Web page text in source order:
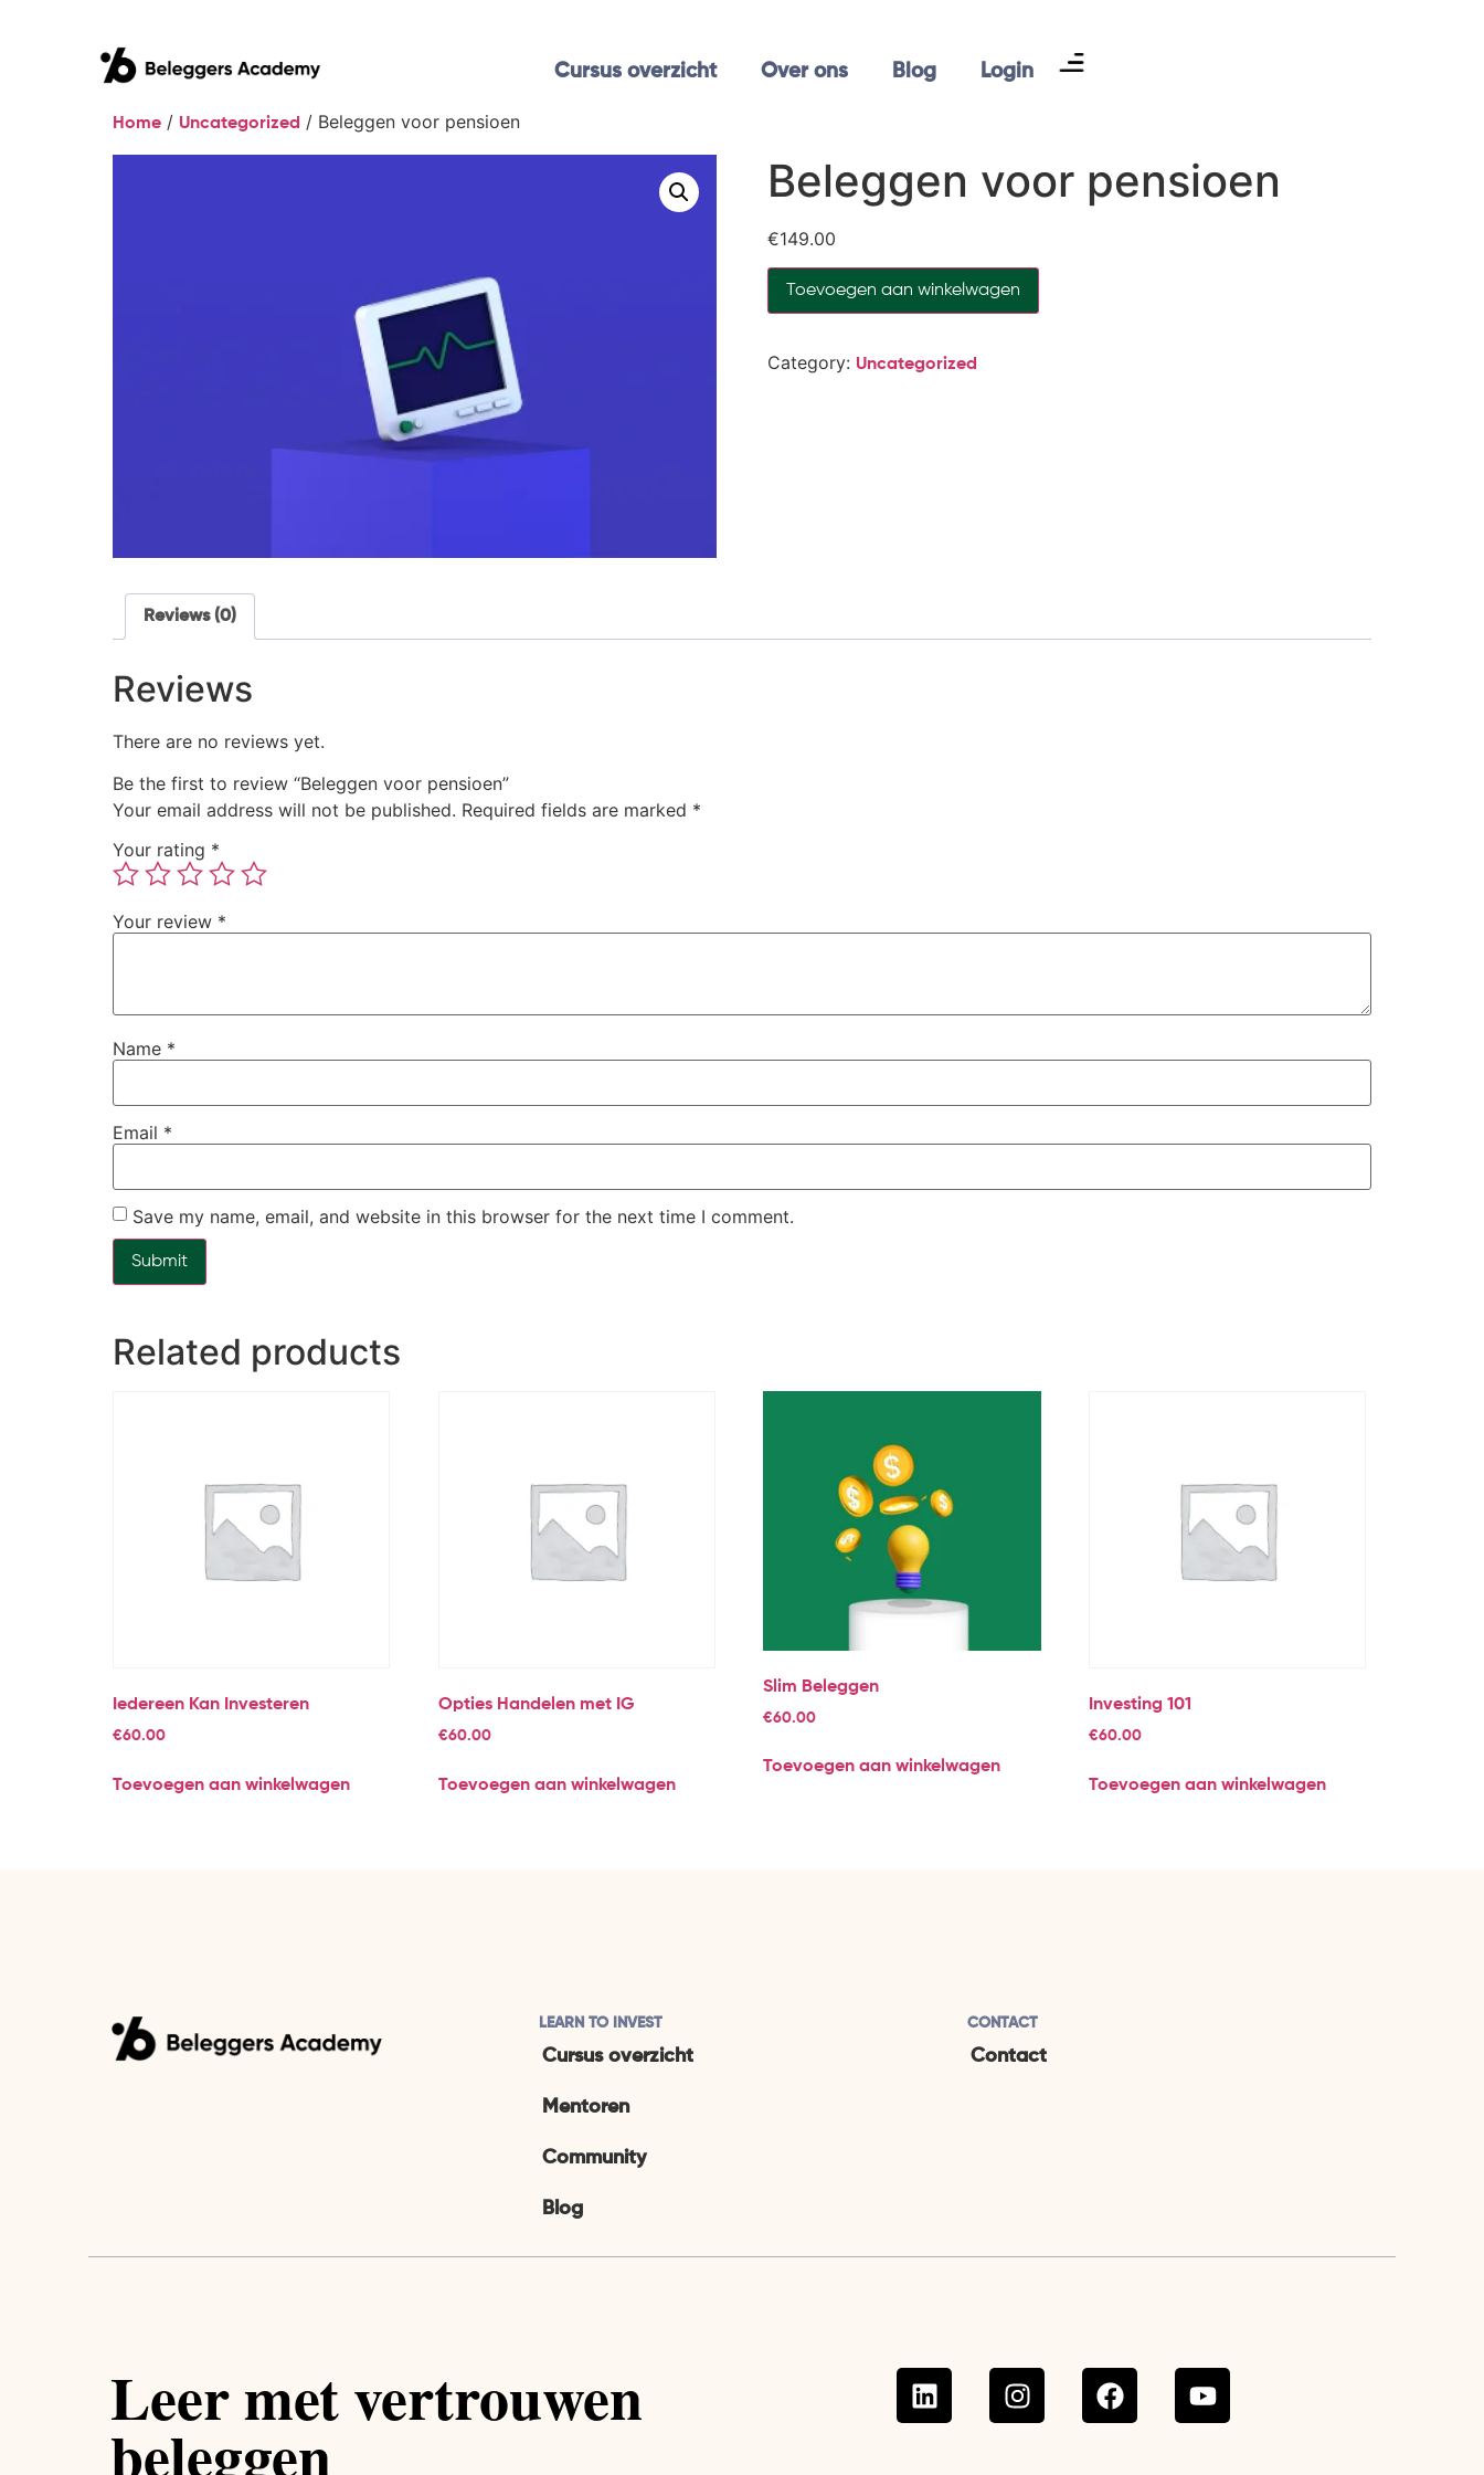
Cursus overzicht Over ons Blog Login
Home / Uncategorized / Beleggen voor pensioen
Beleggen voor pensioen
€149.00
Toevoegen aan winkelwagen
Category: Uncategorized
Reviews (0)
Reviews
There are no reviews yet.
Be the first to review “Beleggen voor pensioen”
Your email address will not be published. Required fields are marked *
Your rating *
Your review *
Name *
Email *
Save my name, email, and website in this browser for the next time I comment.
Related products
Iedereen Kan Investeren
€60.00
Toevoegen aan winkelwagen
Opties Handelen met IG
€60.00
Toevoegen aan winkelwagen
Slim Beleggen
€60.00
Toevoegen aan winkelwagen
Investing 101
€60.00
Toevoegen aan winkelwagen
LEARN TO INVEST
Cursus overzicht
Mentoren
Community
Blog
CONTACT
Contact
Leer met vertrouwen
beleggen